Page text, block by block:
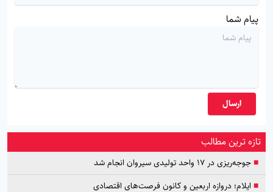
پیام شما
ارسال
تازه ترین مطالب
■جوجه‌ریزی در ۱۷ واحد تولیدی سیروان انجام شد
■ ایلام؛ دروازه اربعین و کانون فرصت‌های اقتصادی